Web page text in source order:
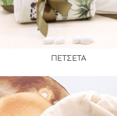
ΔΙΑΒΆΣΤΕ ΠΕΡΙΣΣΌΤΕΡΑ
ΠΕΤΣΕΤΑ